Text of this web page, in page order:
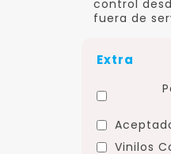
control
fuera de
Extra
Vinilos